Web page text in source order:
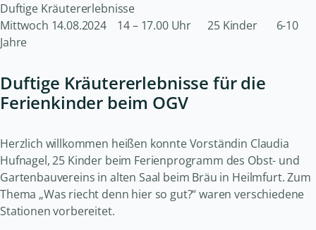
Duftige Kräutererlebnisse
Mittwoch 14.08.2024 14 – 17.00 Uhr 25 Kinder 6-10
Jahre
Duftige Kräutererlebnisse für die
Ferienkinder beim OGV
Herzlich willkommen heißen konnte Vorständin Claudia
Hufnagel, 25 Kinder beim Ferienprogramm des Obst- und
Gartenbauvereins in alten Saal beim Bräu in Heilmfurt. Zum
Thema „Was riecht denn hier so gut?“ waren verschiedene
Stationen vorbereitet.